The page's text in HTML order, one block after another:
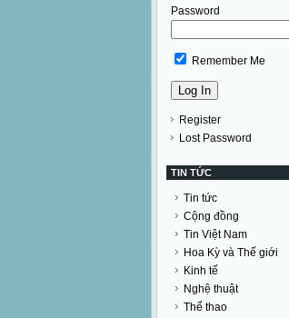
Password
Remember Me
Register
Lost Password
TIN TỨC
Tin tức
Cộng đồng
Tin Việt Nam
Hoa Kỳ và Thế giới
Kinh tế
Nghệ thuật
Thể thao